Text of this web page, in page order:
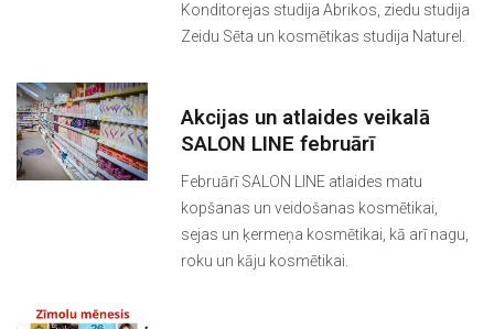
Konditorejas studija Abrikos, ziedu studija
Zeidu Sēta un kosmētikas studija Naturel.
Akcijas un atlaides veikalā
SALON LINE februārī
Februārī SALON LINE atlaides matu
kopšanas un veidošanas kosmētikai,
sejas un ķermeņa kosmētikai, kā arī nagu,
roku un kāju kosmētikai.